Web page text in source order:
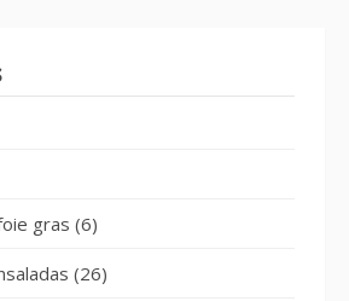
gras (6)
(26)